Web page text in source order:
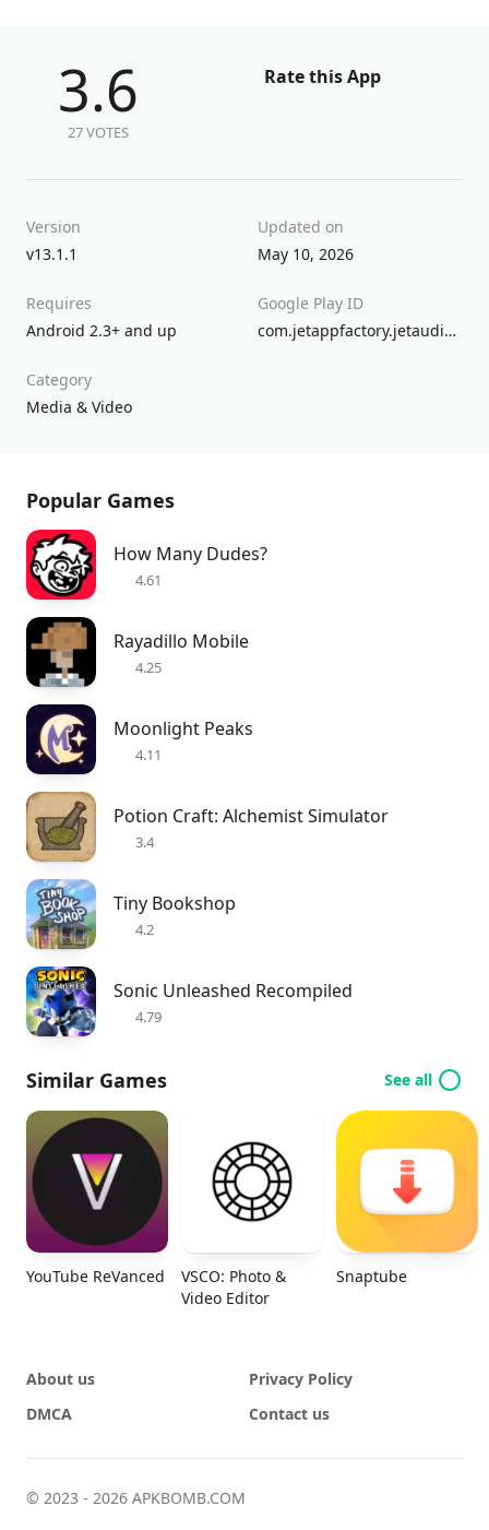
3.6
27 VOTES
Rate this App
Version
v13.1.1
Updated on
May 10, 2026
Requires
Android 2.3+ and up
Google Play ID
com.jetappfactory.jetaudioplus
Category
Media & Video
Popular Games
How Many Dudes?
4.61
Rayadillo Mobile
4.25
Moonlight Peaks
4.11
Potion Craft: Alchemist Simulator
3.4
Tiny Bookshop
4.2
Sonic Unleashed Recompiled
4.79
Similar Games See all
YouTube ReVanced
VSCO: Photo &
Video Editor
Snaptube
About us
Privacy Policy
DMCA
Contact us
© 2023 - 2026 APKBOMB.COM